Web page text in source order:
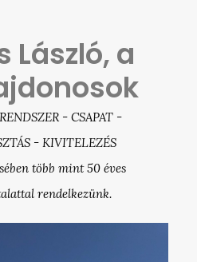
László, a
- CSAPAT -
- KIVITELEZÉS
több mint 50 éves
rendelkezünk.